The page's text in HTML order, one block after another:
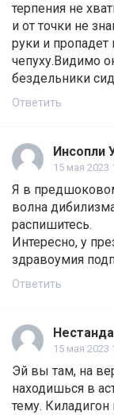
терпения не
и от точки не
руки и
чепуху.Видимо
бездельники
Ответить
Инсопли
15 мая 2023
Я в
волна
распишитесь.
Интересно, у
здравоумия
Ответить
15 мая 2023
Эй вы там, на
находишься в
тему.